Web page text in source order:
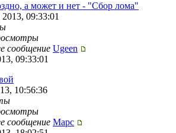
а может и нет - "Сбор лома"
09:33:01
сообщение Ugeen
09:33:01
10:56:36
сообщение Mapc